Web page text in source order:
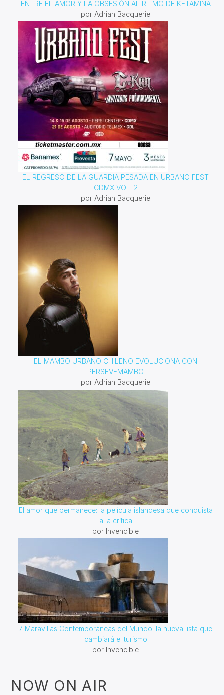
ENTRE EL AMOR Y LA OBSESIÓN AL RITMO DE KETAMINA
por Adrian Bacquerie
EL REGRESO DE LA GUARDIA PESADA EN URBANO FEST
CDMX VOL. 2
por Adrian Bacquerie
EL MAMBO URBANO CHILENO EVOLUCIONA CON
PERSEVEMAMBO
por Adrian Bacquerie
El amor que permanece: la película islandesa que conquista
a la crítica
por Invencible
7 Maravillas Contemporáneas del Mundo: la nueva lista que
cambiará el turismo
por Invencible
NOW ON AIR